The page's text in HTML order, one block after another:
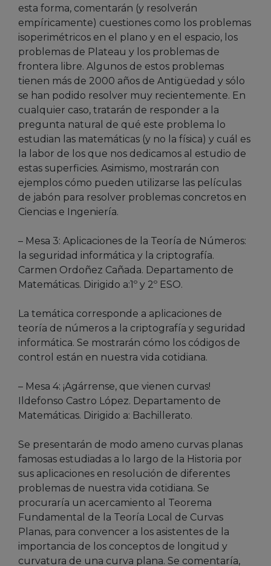
esta forma, comentarán (y resolverán
empíricamente) cuestiones como los problemas
isoperimétricos en el plano y en el espacio, los
problemas de Plateau y los problemas de
frontera libre. Algunos de estos problemas
tienen más de 2000 años de Antigüedad y sólo
se han podido resolver muy recientemente. En
cualquier caso, tratarán de responder a la
pregunta natural de qué este problema lo
estudian las matemáticas (y no la física) y cuál es
la labor de los que nos dedicamos al estudio de
estas superficies. Asimismo, mostrarán con
ejemplos cómo pueden utilizarse las películas
de jabón para resolver problemas concretos en
Ciencias e Ingeniería.
– Mesa 3: Aplicaciones de la Teoría de Números:
la seguridad informática y la criptografía.
Carmen Ordoñez Cañada. Departamento de
Matemáticas. Dirigido a:1º y 2º ESO.
La temática corresponde a aplicaciones de
teoría de números a la criptografía y seguridad
informática. Se mostrarán cómo los códigos de
control están en nuestra vida cotidiana.
– Mesa 4: ¡Agárrense, que vienen curvas!
Ildefonso Castro López. Departamento de
Matemáticas. Dirigido a: Bachillerato.
Se presentarán de modo ameno curvas planas
famosas estudiadas a lo largo de la Historia por
sus aplicaciones en resolución de diferentes
problemas de nuestra vida cotidiana. Se
procuraría un acercamiento al Teorema
Fundamental de la Teoría Local de Curvas
Planas, para convencer a los asistentes de la
importancia de los conceptos de longitud y
curvatura de una curva plana. Se comentaría,